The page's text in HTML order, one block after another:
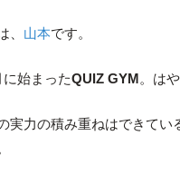
、 山本です。
に始まったQUIZ GYM。は
実力の積み重ねはできてい